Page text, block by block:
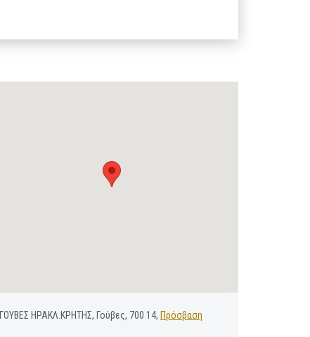
ΓΟΥΒΕΣ ΗΡΑΚΛ.ΚΡΗΤΗΣ, Γούβες, 700 14, Πρόσβαση